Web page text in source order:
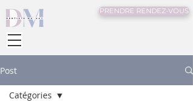
PRENDRE RENDEZ-VOUS
Post
Catégories